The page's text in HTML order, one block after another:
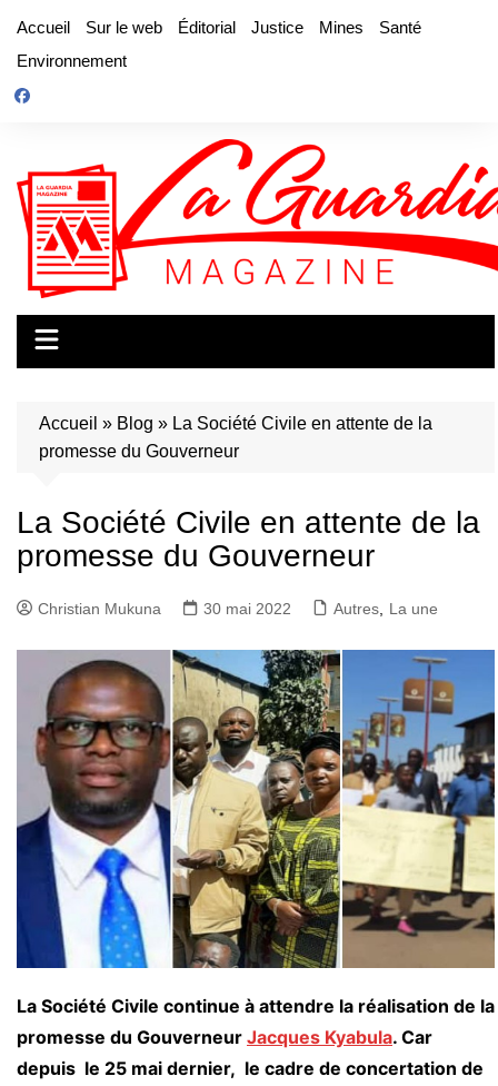
contenu
Accueil Sur le web Éditorial Justice Mines
Santé
Environnement
Accueil » Blog » La Société Civile en attente de la
promesse du Gouverneur
La Société Civile en attente de la
promesse du Gouverneur
Christian Mukuna 30 mai 2022 Autres La une
La Société Civile continue à attendre la réalisation de la
promesse du Gouverneur Jacques Kyabula. Car
depuis le 25 mai dernier, le cadre de concertation de